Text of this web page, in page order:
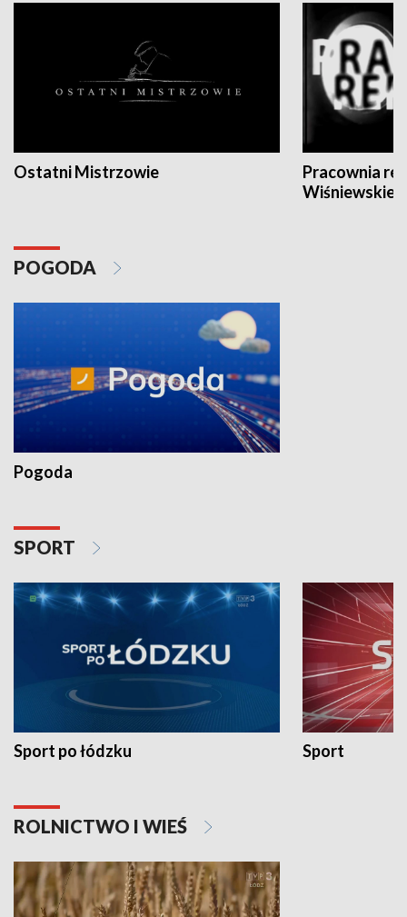
Ostatni Mistrzowie
Pracownia
POGODA
Pogoda
SPORT
Sport po łódzku Sport
ROLNICTWO I WIEŚ